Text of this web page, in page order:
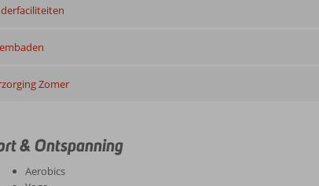
Zomer
& Ontspanning
Aerobics